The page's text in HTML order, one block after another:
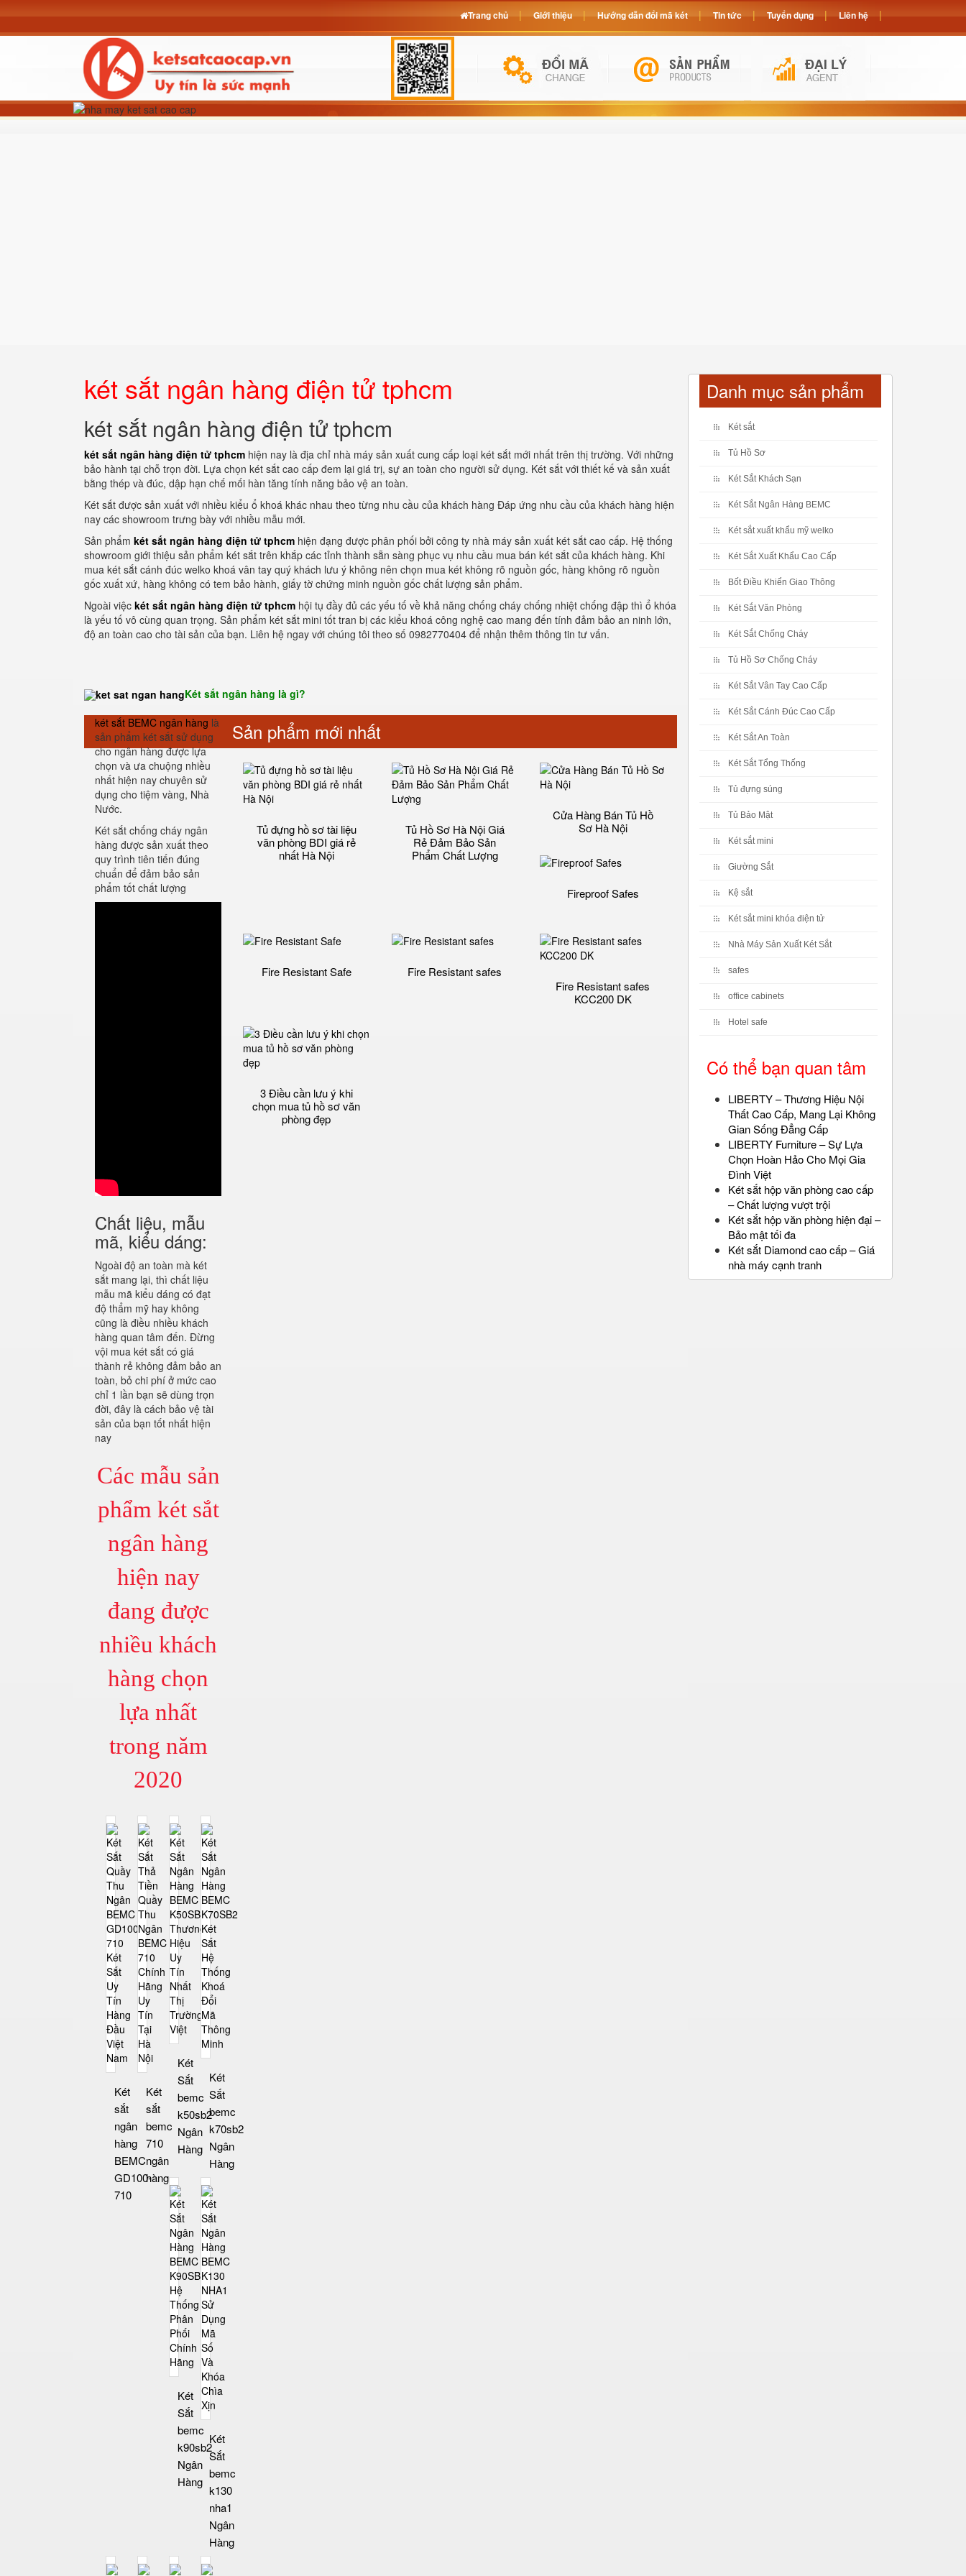
két sắt ngân hàng điện tử tphcm
két sắt ngân hàng điện tử tphcm
két sắt ngân hàng điện tử tphcm hiện nay là địa chỉ nhà máy sản xuất cung cấp loại két sắt mới nhất trên thị trường. Với những
bảo hành tại chỗ trọn đời. Lựa chọn két sắt cao cấp đem lại giá trị, sự an toàn cho người sử dụng. Két sắt với thiết kế và sản xuất
bằng thép và đúc, dập hạn chế mối hàn tăng tính năng bảo vệ an toàn.
Két sắt được sản xuất với nhiều kiểu ổ khoá khác nhau theo từng nhu cầu của khách hàng Đáp ứng nhu cầu của khách hàng hiện
nay các showroom trưng bày với nhiều mẫu mới.
Sản phẩm két sắt ngân hàng điện tử tphcm hiện đạng được phân phối bởi công ty nhà máy sản xuất két sắt cao cấp. Hệ thống
showroom giới thiệu sản phẩm két sắt trên khắp các tỉnh thành sẵn sàng phục vụ nhu cầu mua bán két sắt của khách hàng. Khi
mua két sắt cánh đúc welko khoá vân tay quý khách lưu ý không nên chọn mua két không rõ nguồn gốc, hàng không rõ nguồn
gốc xuất xứ, hàng không có tem bảo hành, giấy tờ chứng minh nguồn gốc chất lượng sản phẩm.
Ngoài việc két sắt ngân hàng điện tử tphcm hội tụ đầy đủ các yếu tố về khả năng chống cháy chống nhiệt chống đập thì ổ khóa
là yếu tố vô cùng quan trọng. Sản phẩm két sắt mini tốt tran bị các kiểu khoá công nghệ cao mang đến tính đảm bảo an ninh lớn,
độ an toàn cao cho tài sản của bạn. Liên hệ ngay với chúng tôi theo số 0982770404 để nhận thêm thông tin tư vấn.
Két sắt ngân hàng là gì?
két sắt BEMC ngân hàng là
sản phẩm két sắt sử dụng
cho ngân hàng được lựa
chọn và ưa chuộng nhiều
nhất hiện nay chuyên sử
dụng cho tiệm vàng, Nhà
Nước.
Két sắt chống cháy ngân
hàng được sản xuất theo
quy trình tiên tiến đúng
chuẩn để đảm bảo sản
phẩm tốt chất lượng
Chất liệu, mẫu
mã, kiểu dáng:
Ngoài độ an toàn mà két
sắt mang lại, thì chất liệu
mẫu mã kiểu dáng có đạt
độ thẩm mỹ hay không
cũng là điều nhiều khách
hàng quan tâm đến. Đừng
vội mua két sắt có giá
thành rẻ không đảm bảo an
toàn, bỏ chi phí ở mức cao
chỉ 1 lần bạn sẽ dùng trọn
đời, đây là cách bảo vệ tài
sản của bạn tốt nhất hiện
nay
Các mẫu sản
phẩm két sắt
ngân hàng
hiện nay
đang được
nhiều khách
hàng chọn
lựa nhất
trong năm
2020
Két
sắt
ngân
hàng
BEMC
GD100-
710
Két
sắt
bemc
710
ngân
hàng
Két
Sắt
bemc
k50sb2
Ngân
Hàng
Két
Sắt
bemc
k70sb2
Ngân
Hàng
Két
Sắt
bemc
k90sb2
Ngân
Hàng
Két
Sắt
bemc
k130
nha1
Ngân
Hàng
Sản phẩm mới nhất
Tủ đựng hồ sơ tài liệu
văn phòng BDI giá rẻ
nhất Hà Nội
Tủ Hồ Sơ Hà Nội Giá
Rẻ Đảm Bảo Sản
Phẩm Chất Lượng‎
Cửa Hàng Bán Tủ Hồ
Sơ Hà Nội
Fireproof Safes
Fire Resistant Safe
Fire Resistant safes
Fire Resistant safes
KCC200 DK
3 Điều cần lưu ý khi
chọn mua tủ hồ sơ văn
phòng đẹp
Danh mục sản phẩm
Két sắt
Tủ Hồ Sơ
Két Sắt Khách Sạn
Két Sắt Ngân Hàng BEMC
Két sắt xuất khẩu mỹ welko
Két Sắt Xuất Khẩu Cao Cấp
Bốt Điều Khiển Giao Thông
Két Sắt Văn Phòng
Két Sắt Chống Cháy
Tủ Hồ Sơ Chống Cháy
Két Sắt Vân Tay Cao Cấp
Két Sắt Cánh Đúc Cao Cấp
Két Sắt An Toàn
Két Sắt Tổng Thống
Tủ đựng súng
Tủ Bảo Mật
Két sắt mini
Giường Sắt
Kệ sắt
Két sắt mini khóa điện tử
Nhà Máy Sản Xuất Két Sắt
safes
office cabinets
Hotel safe
Có thể bạn quan tâm
LIBERTY – Thương Hiệu Nội
Thất Cao Cấp, Mang Lại Không
Gian Sống Đẳng Cấp
LIBERTY Furniture – Sự Lựa
Chọn Hoàn Hảo Cho Mọi Gia
Đình Việt
Két sắt hộp văn phòng cao cấp
– Chất lượng vượt trội
Két sắt hộp văn phòng hiện đại –
Bảo mật tối đa
Két sắt Diamond cao cấp – Giá
nhà máy cạnh tranh
Trang chủ Giới thiệu Hướng dẫn đổi mã két Tin tức Tuyển dụng Liên hệ